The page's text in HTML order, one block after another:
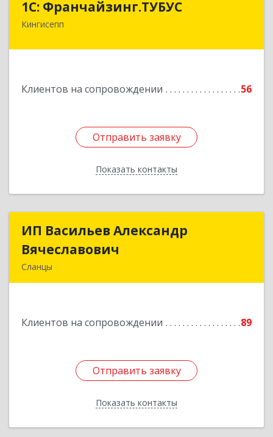
1С: Франчайзинг.ТУБУС
Кингисепп
Клиентов на сопровождении 56
Отправить заявку
Показать контакты
Отправить заявку
Назад
ИП Васильев Александр
Вячеславович
Сланцы
Клиентов на сопровождении 89
Отправить заявку
Показать контакты
ИП Васильев Александр
Подробнее
Отправить заявку
Назад